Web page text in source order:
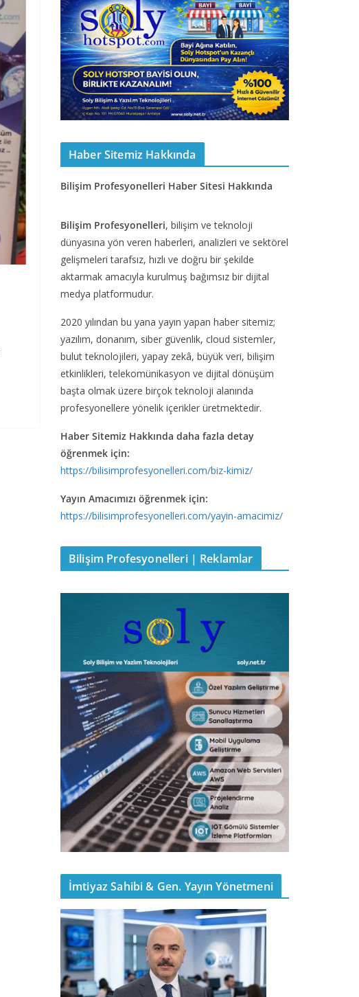
Haber Sitemiz Hakkında
Bilişim Profesyonelleri Haber Sitesi Hakkında
Bilişim Profesyonelleri, bilişim ve teknoloji
dünyasına yön veren haberleri, analizleri ve sektörel
gelişmeleri tarafsız, hızlı ve doğru bir şekilde
aktarmak amacıyla kurulmuş bağımsız bir dijital
medya platformudur.
2020 yılından bu yana yayın yapan haber sitemiz;
yazılım, donanım, siber güvenlik, cloud sistemler,
bulut teknolojileri, yapay zekâ, büyük veri, bilişim
etkinlikleri, telekomünikasyon ve dijital dönüşüm
başta olmak üzere birçok teknoloji alanında
profesyonellere yönelik içerikler üretmektedir.
Haber Sitemiz Hakkında daha fazla detay
öğrenmek için:
https://bilisimprofesyonelleri.com/biz-kimiz/
Yayın Amacımızı öğrenmek için:
https://bilisimprofesyonelleri.com/yayin-amacimiz/
Bilişim Profesyonelleri | Reklamlar
İmtiyaz Sahibi & Gen. Yayın Yönetmeni